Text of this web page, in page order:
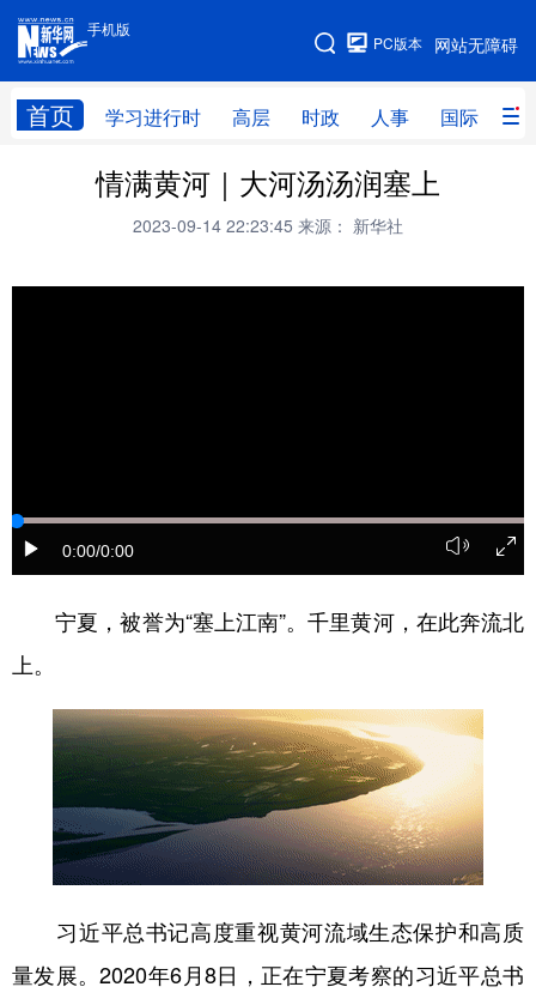
手机版
网站无障碍
PC版本
首页 学习进行时 高层 时政 人事 国际 财
手机版
网站地图
学习进行时 高层 时政
财经 网评
台湾 思客智库 全球连线 教育
数字经济
学术中国 乡村振兴 银龄 溯源中国
城市 旅游 能源 会展
公益 一带一路 亚太网 上市公司
文化产业
地方频道
北京 天津 河北 山西
辽宁 吉林 上海 江苏
情满黄河｜大河汤汤润塞上
2023-09-14 22:23:45 来源： 新华社
0:00/0:00
宁夏，被誉为“塞上江南”。千里黄河，在此奔流北
上。
习近平总书记高度重视黄河流域生态保护和高质
量发展。2020年6月8日，正在宁夏考察的习近平总书